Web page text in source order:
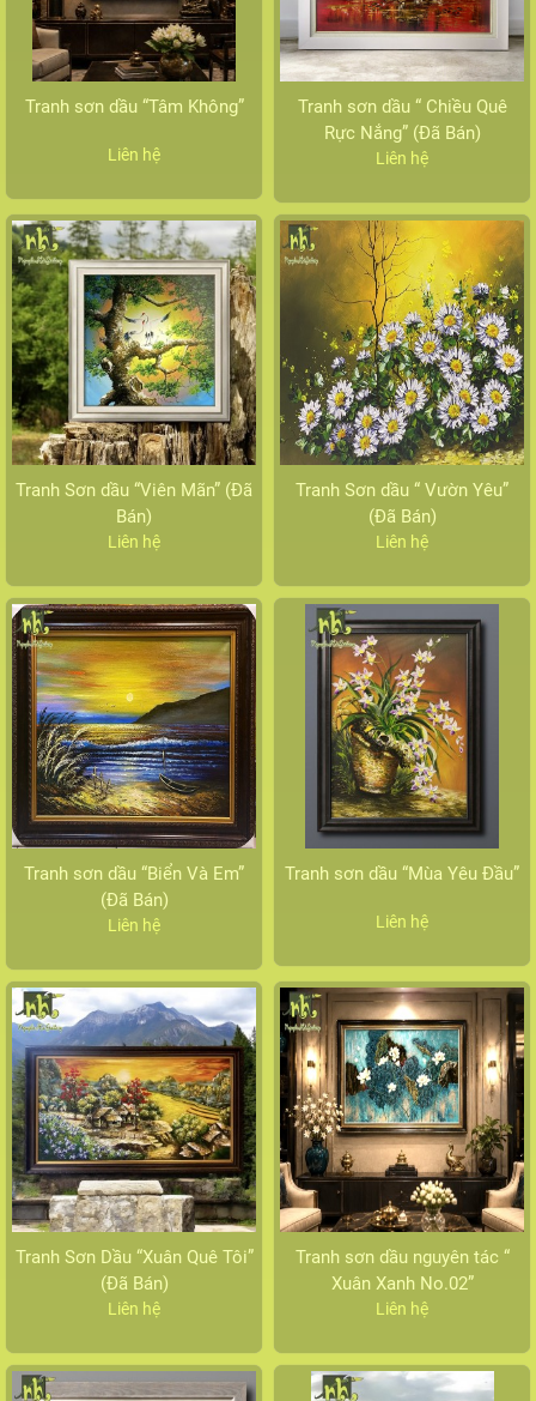
Tranh sơn dầu “Tâm Không”
Liên hệ
Tranh sơn dầu “ Chiều Quê
Rực Nắng” (Đã Bán)
Liên hệ
Tranh Sơn dầu “Viên Mãn” (Đã
Bán)
Liên hệ
Tranh Sơn dầu “ Vườn Yêu”
(Đã Bán)
Liên hệ
Tranh sơn dầu “Biển Và Em”
(Đã Bán)
Liên hệ
Tranh sơn dầu “Mùa Yêu Đầu”
Liên hệ
Tranh Sơn Dầu “Xuân Quê Tôi”
(Đã Bán)
Liên hệ
Tranh sơn dầu nguyên tác “
Xuân Xanh No.02”
Liên hệ